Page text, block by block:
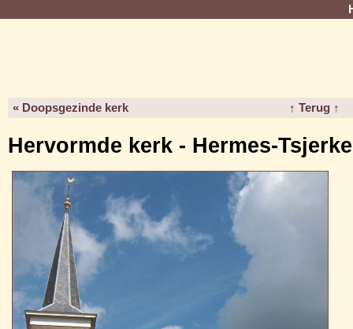
« Doopsgezinde kerk ↑ Terug ↑
Hervormde kerk - Hermes-Tsjerke